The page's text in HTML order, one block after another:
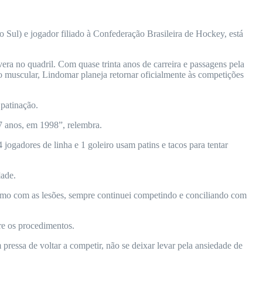
Sul) e jogador filiado à Confederação Brasileira de Hockey, está
no quadril. Com quase trinta anos de carreira e passagens pela
Lindomar planeja retornar oficialmente às competições
em 1998”, relembra.
de linha e 1 goleiro usam patins e tacos para tentar
com as lesões, sempre continuei competindo e conciliando com
os procedimentos.
de voltar a competir, não se deixar levar pela ansiedade de